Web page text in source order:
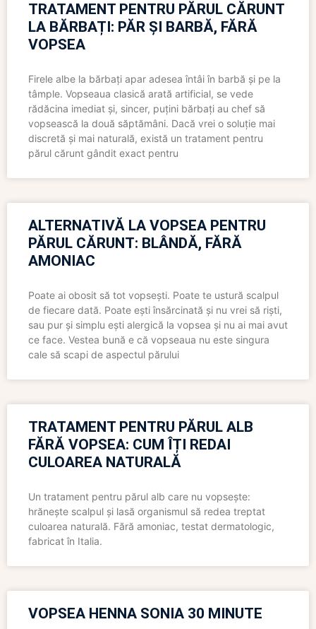
TRATAMENT PENTRU PĂRUL CĂRUNT
LA BĂRBAȚI: PĂR ȘI BARBĂ, FĂRĂ
VOPSEA
Firele albe la bărbați apar adesea întâi în barbă și pe la
tâmple. Vopseaua clasică arată artificial, se vede
rădăcina imediat și, sincer, puțini bărbați au chef să
vopsească la două săptămâni. Dacă vrei o soluție mai
discretă și mai naturală, există un tratament pentru
părul cărunt gândit exact pentru
ALTERNATIVĂ LA VOPSEA PENTRU
PĂRUL CĂRUNT: BLÂNDĂ, FĂRĂ
AMONIAC
Poate ai obosit să tot vopsești. Poate te ustură scalpul
de fiecare dată. Poate ești însărcinată și nu vrei să riști,
sau pur și simplu ești alergică la vopsea și nu ai mai avut
ce face. Vestea bună e că vopseaua nu este singura
cale să scapi de aspectul părului
TRATAMENT PENTRU PĂRUL ALB
FĂRĂ VOPSEA: CUM ÎȚI REDAI
CULOAREA NATURALĂ
Un tratament pentru părul alb care nu vopsește:
hrănește scalpul și lasă organismul să redea treptat
culoarea naturală. Fără amoniac, testat dermatologic,
fabricat în Italia.
VOPSEA HENNA SONIA 30 MINUTE